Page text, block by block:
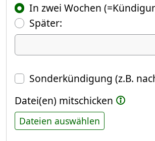
In zwei Wochen
Später:(Fokus springt
Datum
Sonderkündigung (z.B.
Datei(en) mitschicken
Dateien auswählen